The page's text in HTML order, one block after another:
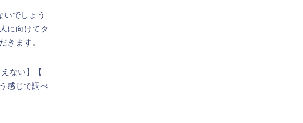
いでしょう
に向けてタ
きます。
ない】【
感じで調べ